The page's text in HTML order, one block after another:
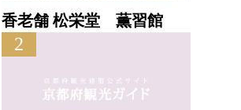
香老舗 松栄堂 薫習館
2